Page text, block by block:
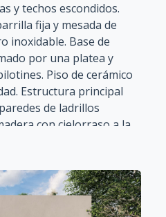
y techos escondidos.
fija y mesada de
inoxidable. Base de
por una platea y
Piso de cerámico
Estructura principal
de ladrillos
con cielorraso a la